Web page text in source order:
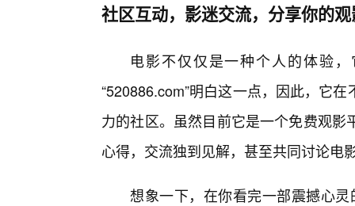
社区互动，影迷交流，分享你的
电影不仅仅是一种个人的体验
“520886.com”明白这一点，因此，它
力的社区。虽然目前它是一个免费观
心得，交流独到见解，甚至共同讨论电
想象一下，在你看完一部震撼心